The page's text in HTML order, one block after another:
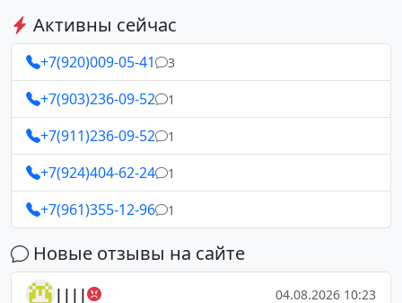
Активны сейчас
+7(920)009-05-41 3
+7(903)236-09-52 1
+7(911)236-09-52 1
+7(924)404-62-24 1
+7(961)355-12-96 1
Новые отзывы на сайте
|||| 04.08.2026 10:23